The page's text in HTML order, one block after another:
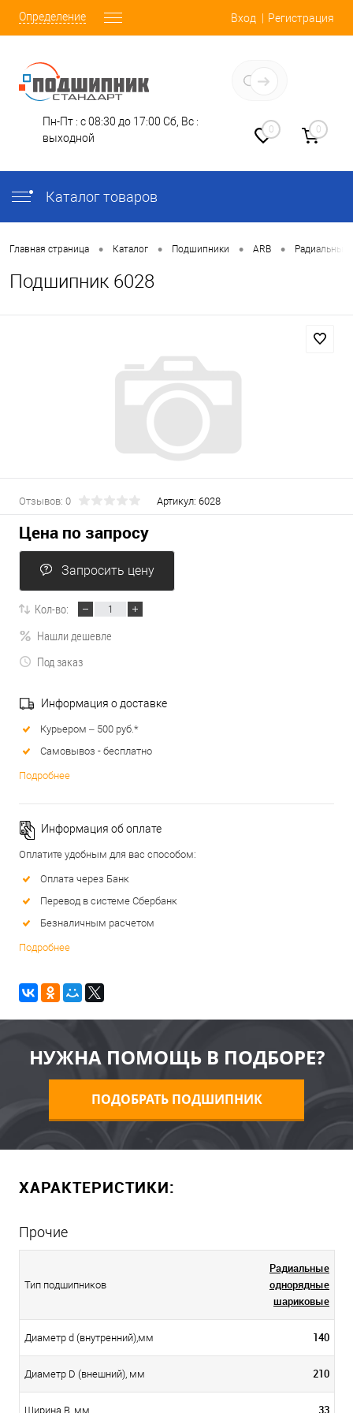
Определение Вход Регистрация
Пн-Пт : с 08:30 до 17:00 Сб, Вс :
выходной
0 0
Каталог товаров
Главная страница • Каталог • Подшипники • ARB • Радиальные
Подшипник 6028
Отзывов: 0 Артикул: 6028
Цена по запросу
Запросить цену
Кол-во:
Нашли дешевле
Под заказ
Информация о доставке
Курьером – 500 руб.*
Самовывоз - бесплатно
Подробнее
Информация об оплате
Оплатите удобным для вас способом:
Оплата через Банк
Перевод в системе Сбербанк
Безналичным расчетом
Подробнее
НУЖНА ПОМОЩЬ В ПОДБОРЕ?
ПОДОБРАТЬ ПОДШИПНИК
ХАРАКТЕРИСТИКИ:
Прочие
Тип подшипников
Радиальные
однорядные
шариковые
Диаметр d (внутренний),мм 140
Диаметр D (внешний), мм 210
Ширина B, мм 33